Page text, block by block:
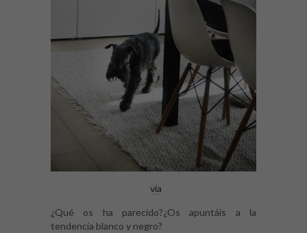
vía
¿Qué os ha parecido?¿Os apuntáis a la
tendencia blanco y negro?